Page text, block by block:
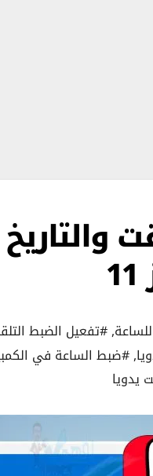
,#تفعيل الضبط
,#ضبط الساعة في
يدويا